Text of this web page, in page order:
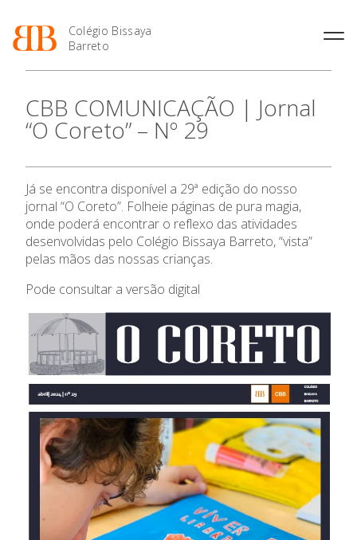
Colégio Bissaya
Barreto
O Colégio
Projeto Educativo
Organização
Colaboradores Não
Docentes
Instalações
Ofertas de emprego
Regulamentos
Jornal “O Coreto”
Privacidade
Oferta Formativa
Enriquecimento Curricular
Oferta Curricular
Sala de Estudo
Atividades de Interrupção
Letiva
Academia de Línguas
Ensino Profissional
Profissionais
Matrículas
Termalismo
Curso de Técnico/a de Apoio
à Família e à Comunidade
Ofertas de Emprego
Ano Letivo
2027
Calendários
de Educação
SIGE
Secretariado de Exames
Admissão
Informações
APEE
Notícias
CBB COMUNICAÇÃO | Jornal
“O Coreto” – Nº 29
Já se encontra disponível a 29ª edição do nosso
jornal “O Coreto”. Folheie páginas de pura magia,
onde poderá encontrar o reflexo das atividades
desenvolvidas pelo Colégio Bissaya Barreto, “vista”
pelas mãos das nossas crianças.
Pode consultar a versão digital